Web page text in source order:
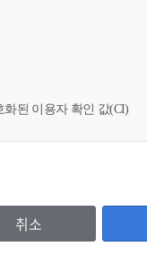
된 이용자 확인 값(CI)
기업명, 비밀번호, 대표
취소